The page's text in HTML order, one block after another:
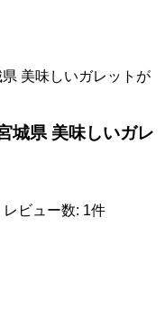
城県 美味しいガレ
レビュー数: 1件